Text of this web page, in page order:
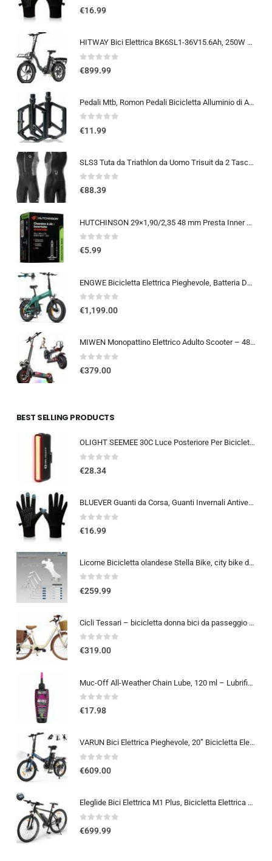
0out of 5
€16.99
HITWAY Bici Elettrica BK6SL1-36V15.6Ah, 250W E Bike da 20 pollici, Autonomia 70-150km, 7 Velocità, Controllo APP, Pieghevo…
0out of 5
€899.99
Pedali Mtb, Romon Pedali Bicicletta Alluminio di Alta Qualità e Cuscinetto du Sigillato, Pedali Piatti 9/16 Lavorati a CNC co
0out of 5
€11.99
SLS3 Tuta da Triathlon da Uomo Trisuit da 2 Tasche FRT Ottima vestibilità e comodità | Progettato Tedesco 2019
0out of 5
€88.39
HUTCHINSON 29×1,90/2,35 48 mm Presta Inner Tube 2014
0out of 5
€5.99
ENGWE Bicicletta Elettrica Pieghevole, Batteria Da 48 V 13,5Ah Con Autonomia Fino A 120km, Sensore Di Coppia Con Freni Idraul
0out of 5
€1,199.00
MIWEN Monopattino Elettrico Adulto Scooter – 48V 18Ah 45-55KM di Autonomia monopattino elettrico adulti 11/10.5 Pollici mo…
0out of 5
€379.00
BEST SELLING PRODUCTS
OLIGHT SEEMEE 30C Luce Posteriore Per Bicicletta LED 30 LUMEN Torcia Bici Rossa 5 Modalità Impermeabile IPX6 TYPE-C Fanale Po
0out of 5
€28.34
BLUEVER Guanti da Corsa, Guanti Invernali Antivento Touchscreen Guanti Sportivi Caldi Antiscivolo Idrorepellenti per Uomo Don
0out of 5
€16.99
Licorne Bicicletta olandese Stella Bike, city bike da 24,26 e 28 pollici, adatta sia a uomini che a donne, con cambio a 21 marce, Bambina Donna, bianco, 26
0out of 5
€259.99
Cicli Tessari – bicicletta donna bici da passeggio city bike 26 cambio 6 velocita’ telaio basso cesto in vimini vintage con b
0out of 5
€319.00
Muc-Off All-Weather Chain Lube, 120 ml – Lubrificante Catena Bici Biodegradabile, Olio Catena Bici di Tutti i Tipi – Formulat
0out of 5
€17.98
VARUN Bici Elettrica Pieghevole, 20” Bicicletta Elettrica Unisex, Batteria Rimovibile 48V 374.4Wh, Autonomia 70Km, 7 Velocit
0out of 5
€609.00
Eleglide Bici Elettrica M1 Plus, Bicicletta Elettrica 27,5″, Mountain Bike Elettrica, mtb elettrica Batteria Rimovibile 12,5 Ah, 21 Velocità, bicicletta elettrica pedalata assistita
0out of 5
€699.99